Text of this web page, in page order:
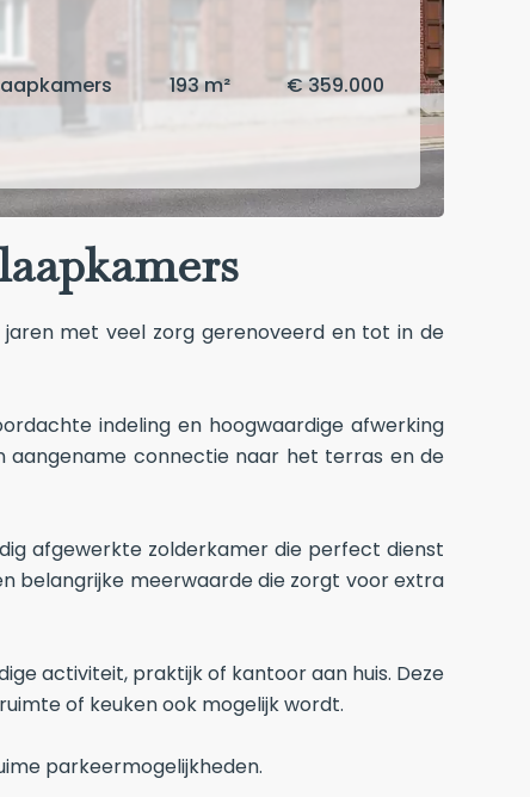
193 m² € 359.000
met veel zorg gerenoveerd en tot in de
indeling en hoogwaardige afwerking
aangename connectie naar het terras en de
afgewerkte zolderkamer die perfect dienst
belangrijke meerwaarde die zorgt voor extra
activiteit, praktijk of kantoor aan huis. Deze
of keuken ook mogelijk wordt.
parkeermogelijkheden.